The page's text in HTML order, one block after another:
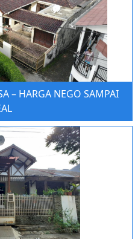
– HARGA NEGO SAMPAI